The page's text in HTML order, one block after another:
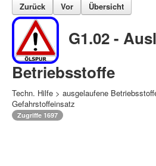
Zurück
Vor Übersicht
G1.02 -
Betriebsstoffe
Techn. Hilfe > ausgelaufene
Gefahrstoffeinsatz
Zugriffe 1697